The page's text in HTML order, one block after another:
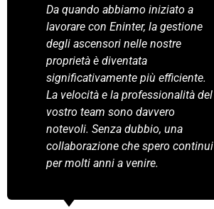
Da quando abbiamo iniziato a
lavorare con Eninter, la gestione
degli ascensori nelle nostre
proprietà è diventata
significativamente più efficiente.
La velocità e la professionalità del
vostro team sono davvero
notevoli. Senza dubbio, una
collaborazione che spero continui
per molti anni a venire.